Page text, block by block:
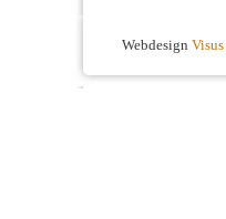
Webdesign Visus